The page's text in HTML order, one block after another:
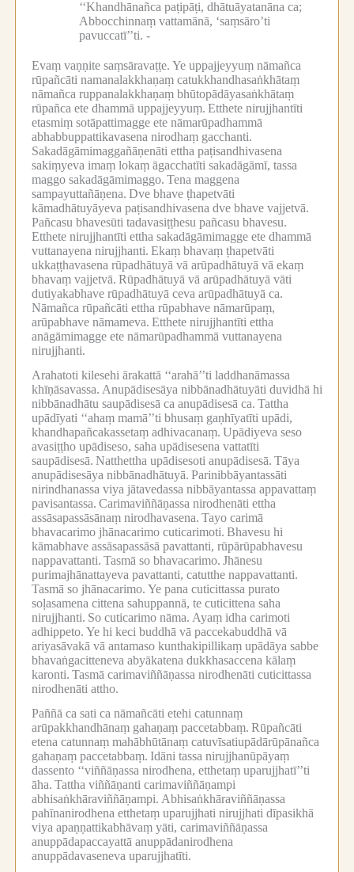
‘‘Khandhānañca paṭipāṭi, dhātuāyatanāna ca;
Abbocchinnaṃ vattamānā, ‘saṃsāro’ti
pavuccatī’’ti. -
Evaṃ vaṇṇite saṃsāravaṭṭe. Ye uppajjeyyuṃ nāmañca
rūpañcāti namanalakkhaṇaṃ catukkhandhasaṅkhātaṃ
nāmañca ruppanalakkhaṇaṃ bhūtopādāyasaṅkhātaṃ
rūpañca ete dhammā uppajjeyyuṃ. Etthete nirujjhantīti
etasmiṃ sotāpattimagge ete nāmarūpadhammā
abhabbuppattikavasena nirodhaṃ gacchanti.
Sakadāgāmimaggañāṇenāti ettha paṭisandhivasena
sakiṃyeva imaṃ lokaṃ āgacchatīti sakadāgāmī, tassa
maggo sakadāgāmimaggo. Tena maggena
sampayuttañāṇena. Dve bhave ṭhapetvāti
kāmadhātuyāyeva paṭisandhivasena dve bhave vajjetvā.
Pañcasu bhavesūti tadavasiṭṭhesu pañcasu bhavesu.
Etthete nirujjhantīti ettha sakadāgāmimagge ete dhammā
vuttanayena nirujjhanti. Ekaṃ bhavaṃ ṭhapetvāti
ukkaṭṭhavasena rūpadhātuyā vā arūpadhātuyā vā ekaṃ
bhavaṃ vajjetvā. Rūpadhātuyā vā arūpadhātuyā vāti
dutiyakabhave rūpadhātuyā ceva arūpadhātuyā ca.
Nāmañca rūpañcāti ettha rūpabhave nāmarūpaṃ,
arūpabhave nāmameva. Etthete nirujjhantīti ettha
anāgāmimagge ete nāmarūpadhammā vuttanayena
nirujjhanti.
Arahatoti kilesehi ārakattā ‘‘arahā’’ti laddhanāmassa
khīṇāsavassa. Anupādisesāya nibbānadhātuyāti duvidhā hi
nibbānadhātu saupādisesā ca anupādisesā ca. Tattha
upādīyati ‘‘ahaṃ mamā’’ti bhusaṃ gaṇhīyatīti upādi,
khandhapañcakassetaṃ adhivacanaṃ. Upādiyeva seso
avasiṭṭho upādiseso, saha upādisesena vattatīti
saupādisesā. Natthettha upādisesoti anupādisesā. Tāya
anupādisesāya nibbānadhātuyā. Parinibbāyantassāti
nirindhanassa viya jātavedassa nibbāyantassa appavattaṃ
pavisantassa. Carimaviññāṇassa nirodhenāti ettha
assāsapassāsānaṃ nirodhavasena. Tayo carimā
bhavacarimo jhānacarimo cuticarimoti. Bhavesu hi
kāmabhave assāsapassāsā pavattanti, rūpārūpabhavesu
nappavattanti. Tasmā so bhavacarimo. Jhānesu
purimajhānattayeva pavattanti, catutthe nappavattanti.
Tasmā so jhānacarimo. Ye pana cuticittassa purato
soḷasamena cittena sahuppannā, te cuticittena saha
nirujjhanti. So cuticarimo nāma. Ayaṃ idha carimoti
adhippeto. Ye hi keci buddhā vā paccekabuddhā vā
ariyasāvakā vā antamaso kunthakipillikaṃ upādāya sabbe
bhavaṅgacitteneva abyākatena dukkhasaccena kālaṃ
karonti. Tasmā carimaviññāṇassa nirodhenāti cuticittassa
nirodhenāti attho.
Paññā ca sati ca nāmañcāti etehi catunnaṃ
arūpakkhandhānaṃ gahaṇaṃ paccetabbaṃ. Rūpañcāti
etena catunnaṃ mahābhūtānaṃ catuvīsatiupādārūpānañca
gahaṇaṃ paccetabbaṃ. Idāni tassa nirujjhanūpāyaṃ
dassento ‘‘viññāṇassa nirodhena, etthetaṃ uparujjhatī’’ti
āha. Tattha viññāṇanti carimaviññāṇampi
abhisaṅkhāraviññāṇampi. Abhisaṅkhāraviññāṇassa
pahīnanirodhena etthetaṃ uparujjhati nirujjhati dīpasikhā
viya apaṇṇattikabhāvaṃ yāti, carimaviññāṇassa
anuppādapaccayattā anuppādanirodhena
anuppādavaseneva uparujjhatīti.